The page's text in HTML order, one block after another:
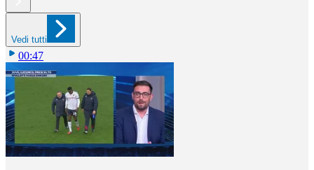
Vedi tutti
00:47